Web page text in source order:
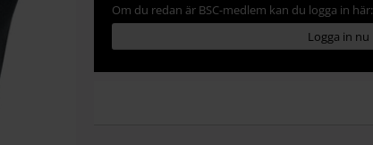
Om du redan är BSC-medlem kan du logga in här:
Logga in nu